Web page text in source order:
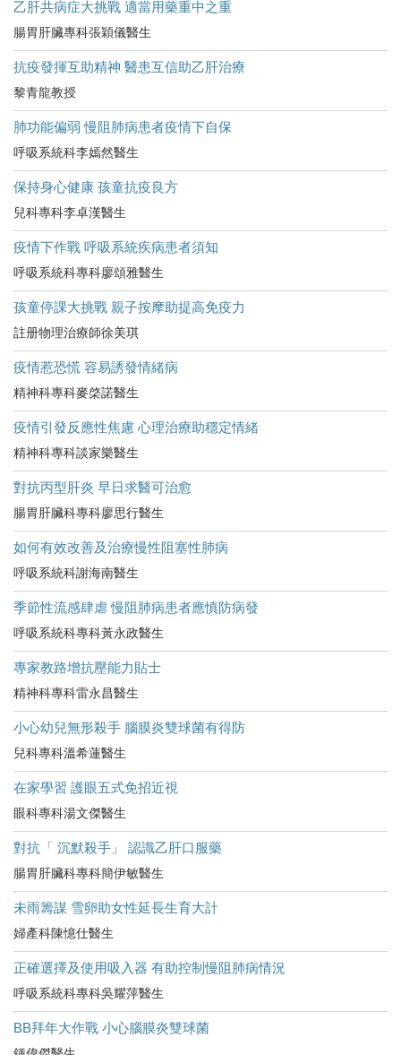
乙肝共病症大挑戰 適當用藥重中之重
腸胃肝臟專科張穎儀醫生
抗疫發揮互助精神 醫患互信助乙肝治療
黎青龍教授
肺功能偏弱 慢阻肺病患者疫情下自保
呼吸系統科李嫣然醫生
保持身心健康 孩童抗疫良方
兒科專科李卓漢醫生
疫情下作戰 呼吸系統疾病患者須知
呼吸系統科專科廖頌雅醫生
孩童停課大挑戰 親子按摩助提高免疫力
註册物理治療師徐美琪
疫情惹恐慌 容易誘發情緒病
精神科專科麥棨諾醫生
疫情引發反應性焦慮 心理治療助穩定情緒
精神科專科談家樂醫生
對抗丙型肝炎 早日求醫可治愈
腸胃肝臟科專科廖思行醫生
如何有效改善及治療慢性阻塞性肺病
呼吸系統科謝海南醫生
季節性流感肆虐 慢阻肺病患者應慎防病發
呼吸系統科專科黃永政醫生
專家教路增抗壓能力貼士
精神科專科雷永昌醫生
小心幼兒無形殺手 腦膜炎雙球菌有得防
兒科專科溫希蓮醫生
在家學習 護眼五式免招近視
眼科專科湯文傑醫生
對抗「 沉默殺手」 認識乙肝口服藥
腸胃肝臟科專科簡伊敏醫生
未雨籌謀 雪卵助女性延長生育大計
婦產科陳憶仕醫生
正確選擇及使用吸入器 有助控制慢阻肺病情況
呼吸系統科專科吳耀萍醫生
BB拜年大作戰 小心腦膜炎雙球菌